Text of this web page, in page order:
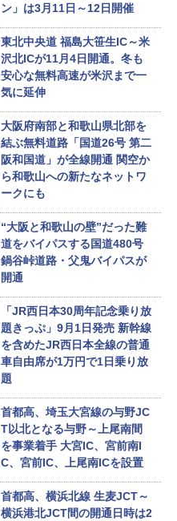
ン」は3月11日～12日開催
東北中央道 福島大笹生IC～米
沢北ICが11月4日開通。冬も
安心な無料高速が米沢まで一
気に延伸
大阪府南部と和歌山県北部を
結ぶ無料道路「国道26号 第二
阪和国道」が全線開通 関空か
ら和歌山への新たなネットワ
ークにも
“大阪と和歌山の壁”だった難
道をバイパスする国道480号
鍋谷峠道路・父鬼バイパスが
開通
「JR西日本30周年記念乗り放
題きっぷ」9月1日発売 新幹線
を含めたJR西日本全線の普通
車自由席が1万円で1日乗り放
題
首都高、埼玉大宮線の与野JC
T以北となる与野～上尾南間
を事業着手 大宮IC、宮前南I
C、宮前IC、上尾南ICを設置
首都高、横浜北線 生麦JCT～
横浜港北JCT間の開通日時は2